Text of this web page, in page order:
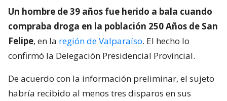
Un hombre de 39 años fue herido a bala cuando
compraba droga en la población 250 Años de San
Felipe, en la región de Valparaíso. El hecho lo
confirmó la Delegación Presidencial Provincial.
De acuerdo con la información preliminar, el sujeto
habría recibido al menos tres disparos en sus